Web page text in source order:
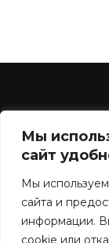
Мы
сайт
Мы
сайта и
информации.
cookie или
Контакты
Принт-